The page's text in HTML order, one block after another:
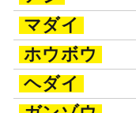
マダイ
ホウボウ
ヘダイ